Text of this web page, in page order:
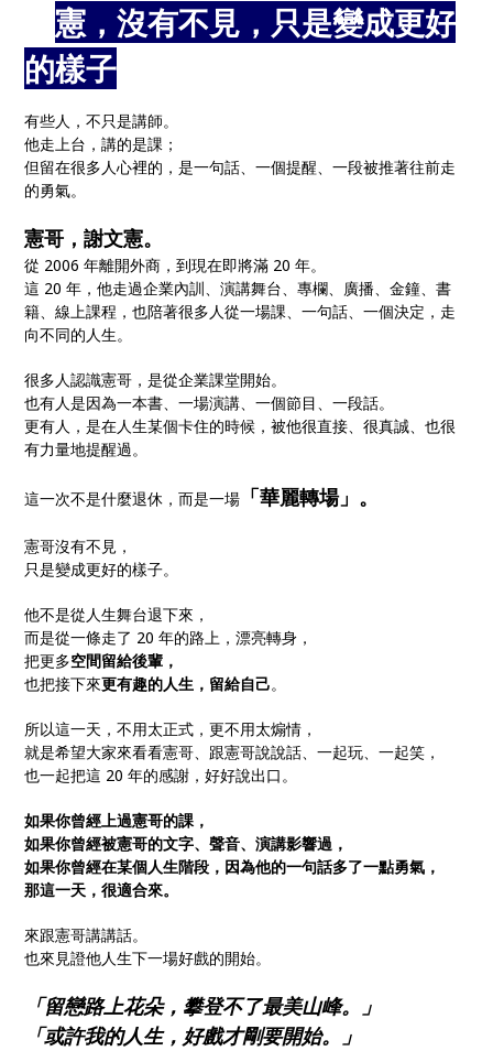
🎤憲，沒有不見，只是變成更好
的樣子
有些人，不只是講師。
他走上台，講的是課；
但留在很多人心裡的，是一句話、一個提醒、一段被推著往前走
的勇氣。
憲哥，謝文憲。
從 2006 年離開外商，到現在即將滿 20 年。
這 20 年，他走過企業內訓、演講舞台、專欄、廣播、金鐘、書
籍、線上課程，也陪著很多人從一場課、一句話、一個決定，走
向不同的人生。
很多人認識憲哥，是從企業課堂開始。
也有人是因為一本書、一場演講、一個節目、一段話。
更有人，是在人生某個卡住的時候，被他很直接、很真誠、也很
有力量地提醒過。
這一次不是什麼退休，而是一場 「華麗轉場」。
憲哥沒有不見，
只是變成更好的樣子。
他不是從人生舞台退下來，
而是從一條走了 20 年的路上，漂亮轉身，
把更多空間留給後輩，
也把接下來更有趣的人生，留給自己。
所以這一天，不用太正式，更不用太煽情，
就是希望大家來看看憲哥、跟憲哥說說話、一起玩、一起笑，
也一起把這 20 年的感謝，好好說出口。
如果你曾經上過憲哥的課，
如果你曾經被憲哥的文字、聲音、演講影響過，
如果你曾經在某個人生階段，因為他的一句話多了一點勇氣，
那這一天，很適合來。
來跟憲哥講講話。
也來見證他人生下一場好戲的開始。
「留戀路上花朵，攀登不了最美山峰。」
「或許我的人生，好戲才剛要開始。」